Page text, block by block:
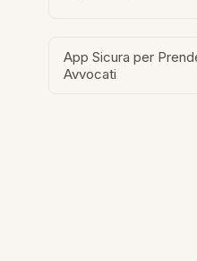
App Sicura per
Avvocati